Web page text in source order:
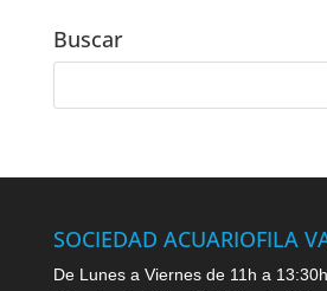
Buscar
SOCIEDAD ACUARIOFILA
De Lunes a Viernes de 11h a